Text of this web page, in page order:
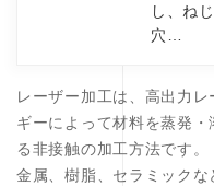
し、ね
穴…
レーザー加工は、高出力
ギーによって材料を蒸発
る非接触の加工方法です。
金属、樹脂、セラミック